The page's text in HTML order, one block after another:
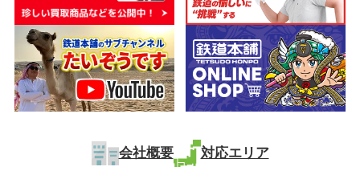
会社概要 対応エリア